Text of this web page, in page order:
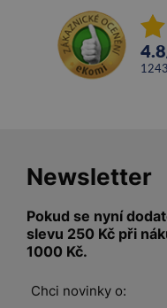
4.8
Newsletter
Pokud se nyní
slevu 250 Kč při
1000 Kč.
Chci novinky o: